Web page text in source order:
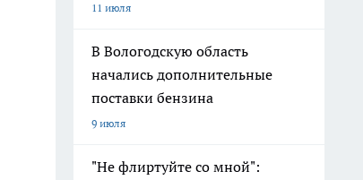
11 июля
В Вологодскую область
начались дополнительные
поставки бензина
9 июля
"Не флиртуйте со мной":